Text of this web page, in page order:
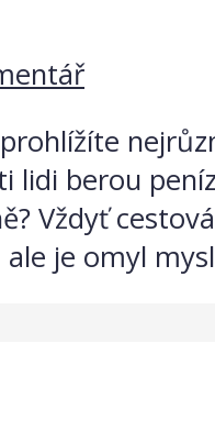
lidi berou
Vždyť
je omyl